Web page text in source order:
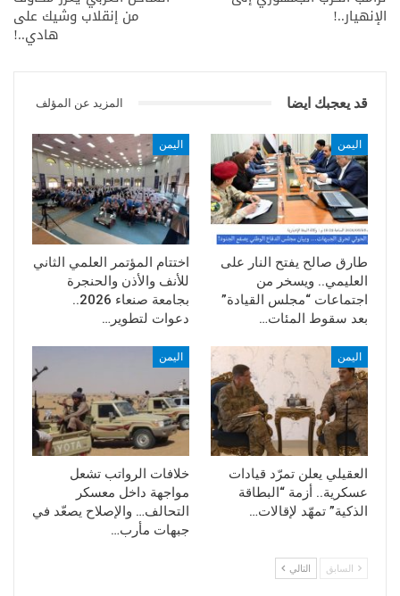
الإنهيار..! من إنقلاب وشيك على
هادي..!
قد يعجبك ايضا المزيد عن المؤلف
اليمن
طارق صالح يفتح النار على
العليمي.. ويسخر من
اجتماعات “مجلس القيادة”
بعد سقوط المئات…
اليمن
اختتام المؤتمر العلمي الثاني
للأنف والأذن والحنجرة
بجامعة صنعاء 2026..
دعوات لتطوير…
اليمن
العقيلي يعلن تمرّد قيادات
عسكرية.. أزمة “البطاقة
الذكية” تمهّد لإقالات…
اليمن
خلافات الرواتب تشعل
مواجهة داخل معسكر
التحالف… والإصلاح يصعّد في
جبهات مأرب…
السابق التالي